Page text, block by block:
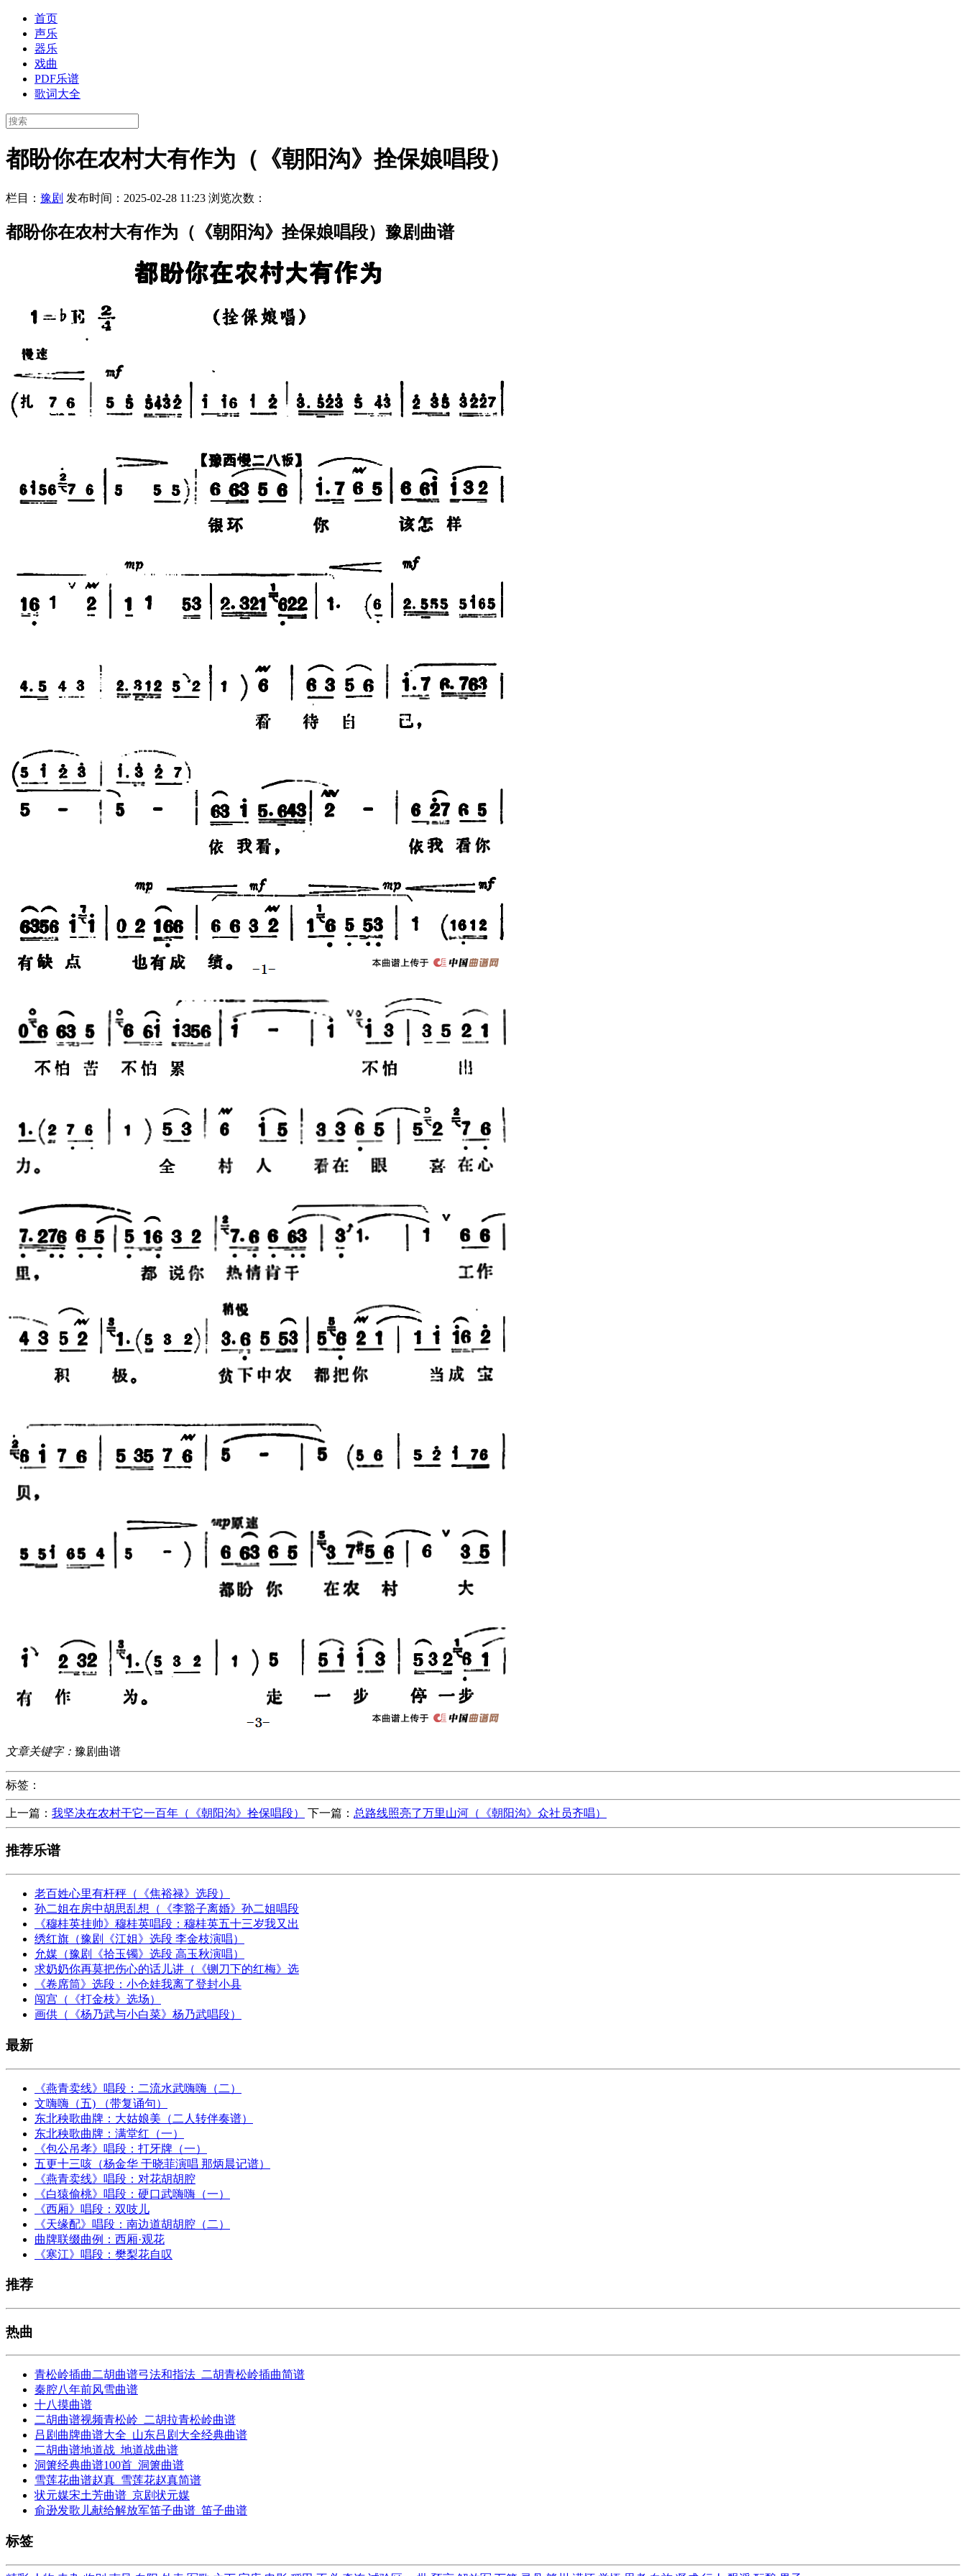
首页
声乐
器乐
戏曲
PDF乐谱
歌词大全
都盼你在农村大有作为（《朝阳沟》拴保娘唱段）
栏目： 豫剧 发布时间：2025-02-28 11:23 浏览次数：
都盼你在农村大有作为（《朝阳沟》拴保娘唱段）豫剧曲谱
文章关键字： 豫剧曲谱
标签：
上一篇： 我坚决在农村干它一百年（《朝阳沟》拴保唱段） 下一篇： 总路线照亮了万里山河（《朝阳沟》众社员齐唱）
推荐乐谱
老百姓心里有杆秤（《焦裕禄》选段）
孙二姐在房中胡思乱想（《李豁子离婚》孙二姐唱段
《穆桂英挂帅》穆桂英唱段：穆桂英五十三岁我又出
绣红旗（豫剧《江姐》选段 李金枝演唱）
允媒（豫剧《拾玉镯》选段 高玉秋演唱）
求奶奶你再莫把伤心的话儿讲（《铡刀下的红梅》选
《卷席筒》选段：小仓娃我离了登封小县
闯宫（《打金枝》选场）
画供（《杨乃武与小白菜》杨乃武唱段）
最新
《燕青卖线》唱段：二流水武嗨嗨（二）
文嗨嗨（五) （带复诵句）
东北秧歌曲牌：大姑娘美（二人转伴奏谱）
东北秧歌曲牌：满堂红（一）
《包公吊孝》唱段：打牙牌（一）
五更十三咳（杨金华 于晓菲演唱 那炳晨记谱）
《燕青卖线》唱段：对花胡胡腔
《白猿偷桃》唱段：硬口武嗨嗨（一）
《西厢》唱段：双吱儿
《天缘配》唱段：南边道胡胡腔（二）
曲牌联缀曲例：西厢·观花
《寒江》唱段：樊梨花自叹
推荐
热曲
青松岭插曲二胡曲谱弓法和指法_二胡青松岭插曲简谱
秦腔八年前风雪曲谱
十八摸曲谱
二胡曲谱视频青松岭_二胡拉青松岭曲谱
吕剧曲牌曲谱大全_山东吕剧大全经典曲谱
二胡曲谱地道战_地道战曲谱
洞箫经典曲谱100首_洞箫曲谱
雪莲花曲谱赵真_雪莲花赵真简谱
状元媒宋土芳曲谱_京剧状元媒
俞逊发歌儿献给解放军笛子曲谱_笛子曲谱
标签